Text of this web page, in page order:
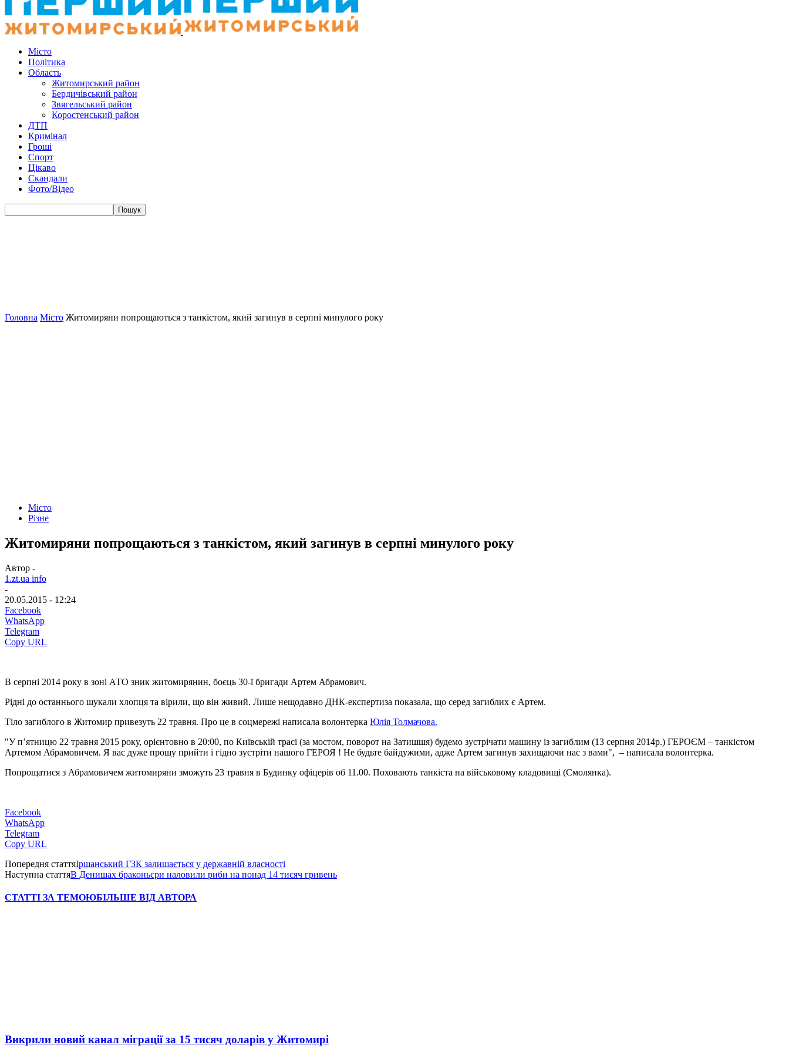
Місто
Політика
Область
Житомирський район
Бердичівський район
Звягельський район
Коростенський район
ДТП
Кримінал
Гроші
Спорт
Цікаво
Скандали
Фото/Відео
Головна Місто Житомиряни попрощаються з танкістом, який загинув в серпні минулого року
Місто
Різне
Житомиряни попрощаються з танкістом, який загинув в серпні минулого року
Автор -
1.zt.ua info
-
20.05.2015 - 12:24
Facebook
WhatsApp
Telegram
Copy URL
В серпні 2014 року в зоні АТО зник житомирянин, боєць 30-ї бригади Артем Абрамович.
Рідні до останнього шукали хлопця та вірили, що він живий. Лише нещодавно ДНК-експертиза показала, що серед загиблих є Артем.
Тіло загиблого в Житомир привезуть 22 травня. Про це в соцмережі написала волонтерка Юлія Толмачова.
"У п’ятницю 22 травня 2015 року, орієнтовно в 20:00, по Київській трасі (за мостом, поворот на Затишшя) будемо зустрічати машину із загиблим (13 серпня 2014р.) ГЕРОЄМ – танкістом
Артемом Абрамовичем. Я вас дуже прошу прийти і гідно зустріти нашого ГЕРОЯ ! Не будьте байдужими, адже Артем загинув захищаючи нас з вами", – написала волонтерка.
Попрощатися з Абрамовичем житомиряни зможуть 23 травня в Будинку офіцерів об 11.00. Поховають танкіста на військовому кладовищі (Смолянка).
Facebook
WhatsApp
Telegram
Copy URL
Попередня статтяІршанський ГЗК залишається у державній власності
Наступна статтяВ Денишах браконьєри наловили риби на понад 14 тисяч гривень
СТАТТІ ЗА ТЕМОЮБІЛЬШЕ ВІД АВТОРА
Викрили новий канал міграції за 15 тисяч доларів у Житомирі